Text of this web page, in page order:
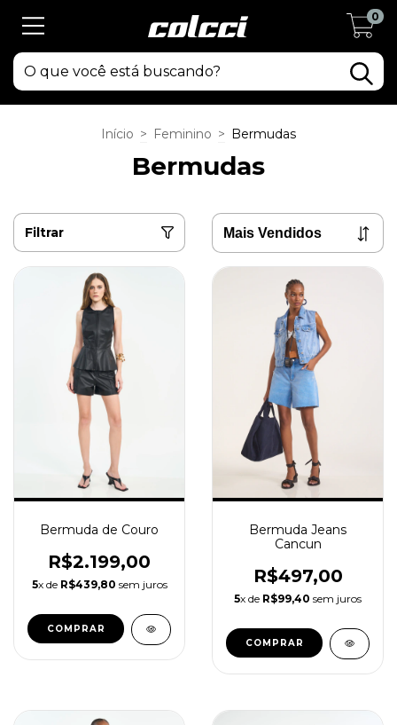
0
Início > Feminino > Bermudas
Bermudas
Filtrar
Bermuda de Couro
R$2.199,00
5x de R$439,80 sem juros
COMPRAR
Bermuda Jeans
Cancun
R$497,00
5x de R$99,40 sem juros
COMPRAR